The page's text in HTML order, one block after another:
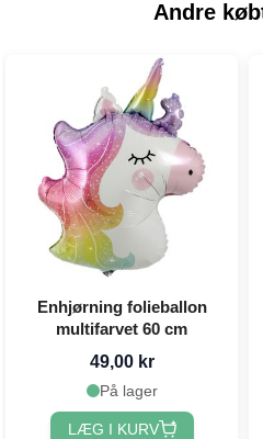
Andre
Enhjørning folieballon
multifarvet 60 cm
49,00 kr
På lager
LÆG I KURV